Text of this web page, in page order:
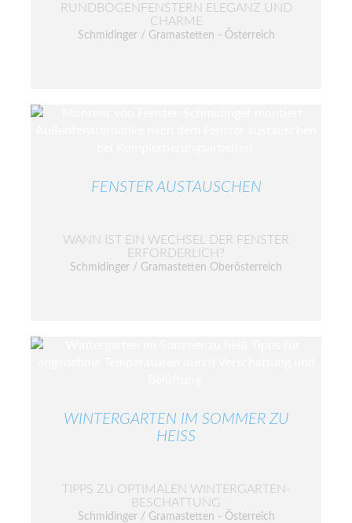
RUNDBOGENFENSTERN ELEGANZ UND
CHARME
Schmidinger / Gramastetten - Österreich
FENSTER AUSTAUSCHEN
WANN IST EIN WECHSEL DER FENSTER
ERFORDERLICH?
Schmidinger / Gramastetten Oberösterreich
WINTERGARTEN IM SOMMER ZU
HEISS
TIPPS ZU OPTIMALEN WINTERGARTEN-
BESCHATTUNG
Schmidinger / Gramastetten - Österreich